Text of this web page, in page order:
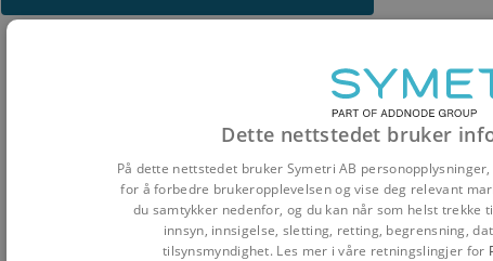
DEL
Dette nettstedet bruker
På dette nettstedet bruker Symetri AB
for å forbedre brukeropplevelsen og vise deg relevant
du samtykker nedenfor, og du kan når som helst trekke
innsyn, innsigelse, sletting, retting, begrensning,
tilsynsmyndighet. Les mer i våre retningslingjer for